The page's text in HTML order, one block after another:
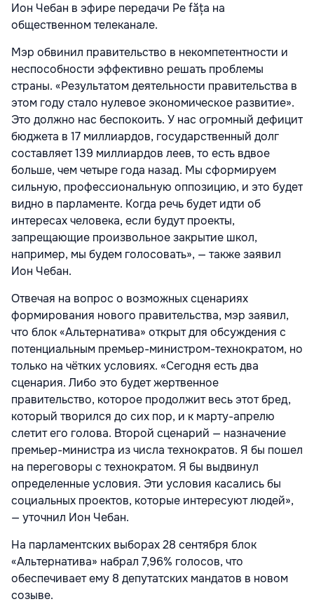
Ион Чебан в эфире передачи Pe făța на
общественном телеканале.
Мэр обвинил правительство в некомпетентности и
неспособности эффективно решать проблемы
страны. «Результатом деятельности правительства в
этом году стало нулевое экономическое развитие».
Это должно нас беспокоить. У нас огромный дефицит
бюджета в 17 миллиардов, государственный долг
составляет 139 миллиардов леев, то есть вдвое
больше, чем четыре года назад. Мы сформируем
сильную, профессиональную оппозицию, и это будет
видно в парламенте. Когда речь будет идти об
интересах человека, если будут проекты,
запрещающие произвольное закрытие школ,
например, мы будем голосовать», — также заявил
Ион Чебан.
Отвечая на вопрос о возможных сценариях
формирования нового правительства, мэр заявил,
что блок «Альтернатива» открыт для обсуждения с
потенциальным премьер-министром-технократом, но
только на чётких условиях. «Сегодня есть два
сценария. Либо это будет жертвенное
правительство, которое продолжит весь этот бред,
который творился до сих пор, и к марту-апрелю
cлетит его голова. Второй сценарий — назначение
премьер-министра из числа технократов. Я бы пошел
на переговоры с технократом. Я бы выдвинул
определенные условия. Эти условия касались бы
социальных проектов, которые интересуют людей»,
— уточнил Ион Чебан.
На парламентских выборах 28 сентября блок
«Альтернатива» набрал 7,96% голосов, что
обеспечивает ему 8 депутатских мандатов в новом
созыве.